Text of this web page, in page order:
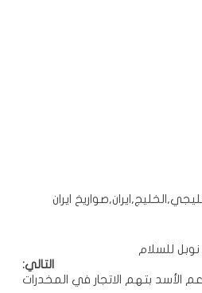
,الخليج,ايران,صواريخ ايران
للسلام
التالي:
الأسد بتهم الاتجار في المخدرات